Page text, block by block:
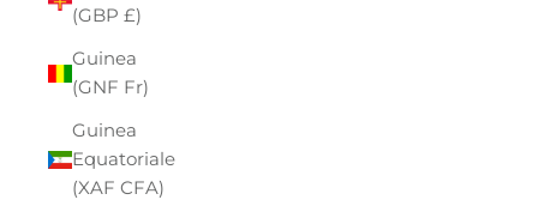
(GBP £)
Guinea
(GNF Fr)
Guinea
Equatoriale
(XAF CFA)